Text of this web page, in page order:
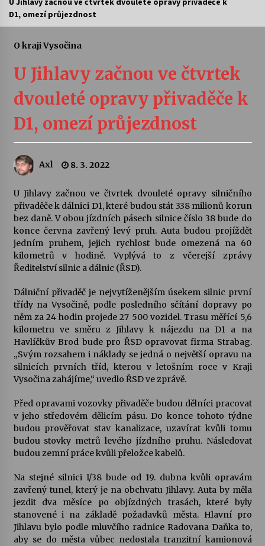
Vernisáž výstavy Josefíny Duškové: Stávám se
kapkou
30. 7. 2026
Veselí muzikanti
30. 7. 2026
šedesátka: 28. 7.–1. 8. 2026
28. 7. 2026
Letní koncerty ve Stromovce: Kolchoz a
Jenakaši
28. 7. 2026
Votavžatský ploty
23. 7. 2026
Letní koncerty ve Stromovce: Rufus Miller
22. 7. 2026
17. 7. 2026
Ozvěny prázdnin
Za kulturou kousek za Humpolec. V Želivě ožije
odkaz Josefa Čapka
13. 7. 2026
D1, omezí průjezdnost
O kraji Vysočina
U Jihlavy začnou ve čtvrtek
dvouleté opravy přivaděče k
D1, omezí průjezdnost
Axl 8. 3. 2022
U Jihlavy začnou ve čtvrtek dvouleté opravy silničního
přivaděče k dálnici D1, které budou stát 338 milionů korun
bez daně. V obou jízdních pásech silnice číslo 38 bude do
konce června zavřený levý pruh. Auta budou projíždět
jedním pruhem, jejich rychlost bude omezená na 60
kilometrů v hodině. Vyplývá to z včerejší zprávy
Ředitelství silnic a dálnic (ŘSD).
Dálniční přivaděč je nejvytíženějším úsekem silnic první
třídy na Vysočině, podle posledního sčítání dopravy po
něm za 24 hodin projede 27 500 vozidel. Trasu měřící 5,6
kilometru ve směru z Jihlavy k nájezdu na D1 a na
Havlíčkův Brod bude pro ŘSD opravovat firma Strabag.
„Svým rozsahem i náklady se jedná o největší opravu na
silnicích prvních tříd, kterou v letošním roce v Kraji
Vysočina zahájíme,“ uvedlo ŘSD ve zprávě.
Před opravami vozovky přivaděče budou dělníci pracovat
v jeho středovém dělicím pásu. Do konce tohoto týdne
budou prověřovat stav kanalizace, uzavírat kvůli tomu
budou stovky metrů levého jízdního pruhu. Následovat
budou zemní práce kvůli přeložce kabelů.
Na stejné silnici I/38 bude od 19. dubna kvůli opravám
zavřený tunel, který je na obchvatu Jihlavy. Auta by měla
jezdit dva měsíce po objízdných trasách, které byly
stanovené i na základě požadavků města. Hlavní pro
Jihlavu bylo podle mluvčího radnice Radovana Daňka to,
aby se do města vůbec nedostala tranzitní kamionová